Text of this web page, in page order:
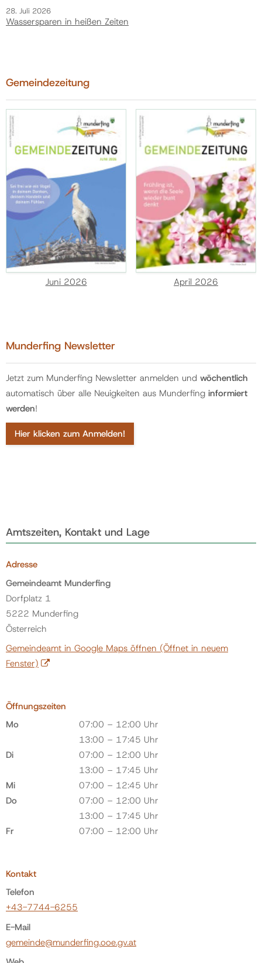
28. Juli 2026
Wassersparen in heißen Zeiten
Gemeindezeitung
Juni 2026 April 2026
Munderfing Newsletter
Jetzt zum Munderfing Newsletter anmelden und wöchentlich
automatisch über alle Neuigkeiten aus Munderfing informiert
werden!
Hier klicken zum Anmelden!
Amtszeiten, Kontakt und Lage
Adresse
Gemeindeamt Munderfing
Dorfplatz 1
5222 Munderfing
Österreich
Gemeindeamt in Google Maps öffnen (Öffnet in neuem
Fenster)
Öffnungszeiten
Mo
07:00 – 12:00 Uhr
13:00 – 17:45 Uhr
Di
07:00 – 12:00 Uhr
13:00 – 17:45 Uhr
Mi
07:00 – 12:45 Uhr
Do
07:00 – 12:00 Uhr
13:00 – 17:45 Uhr
Fr
07:00 – 12:00 Uhr
Kontakt
Telefon
+43-7744-6255
E-Mail
gemeinde@munderfing.ooe.gv.at